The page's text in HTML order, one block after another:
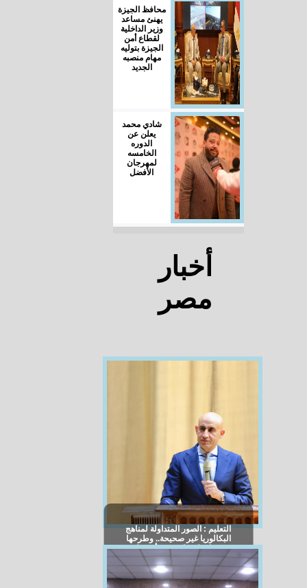
محافظ الجيزة
يهنئ مساعد
وزير الداخلية
لقطاع أمن
الجيزة بتوليه
مهام منصبه
الجديد
شادي محمد
يعلن عن
الدوره
الخامسه
لمهرجان
الأفضل
أخبار
مصر
التعليم : الصور المتداولة لمناهج
البكالوريا غير صحيحة.. وطرحها
رسميا قبل نهاية شهر أغسطس
الجاري